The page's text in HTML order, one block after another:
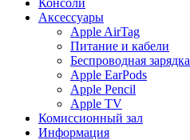
Консоли
Аксессуары
Apple AirTag
Питание и кабели
Беспроводная зарядка
Apple EarPods
Apple Pencil
Apple TV
Комиссионный зал
Информация